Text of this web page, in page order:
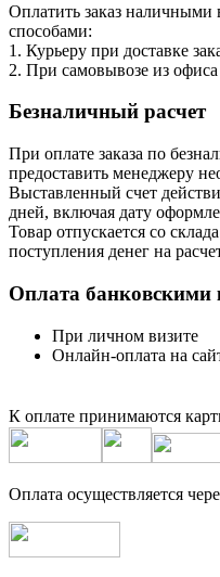
Оплатить заказ
способами:
1. Курьеру при доставке
2. При самовывозе из
Безналичный расчет
При оплате заказа по
предоставить менеджеру
Выставленный счет
дней, включая дату
Товар отпускается со
поступления денег на
Оплата банковскими
При личном визите
Онлайн-оплата на
К оплате принимаются
Оплата осуществляется